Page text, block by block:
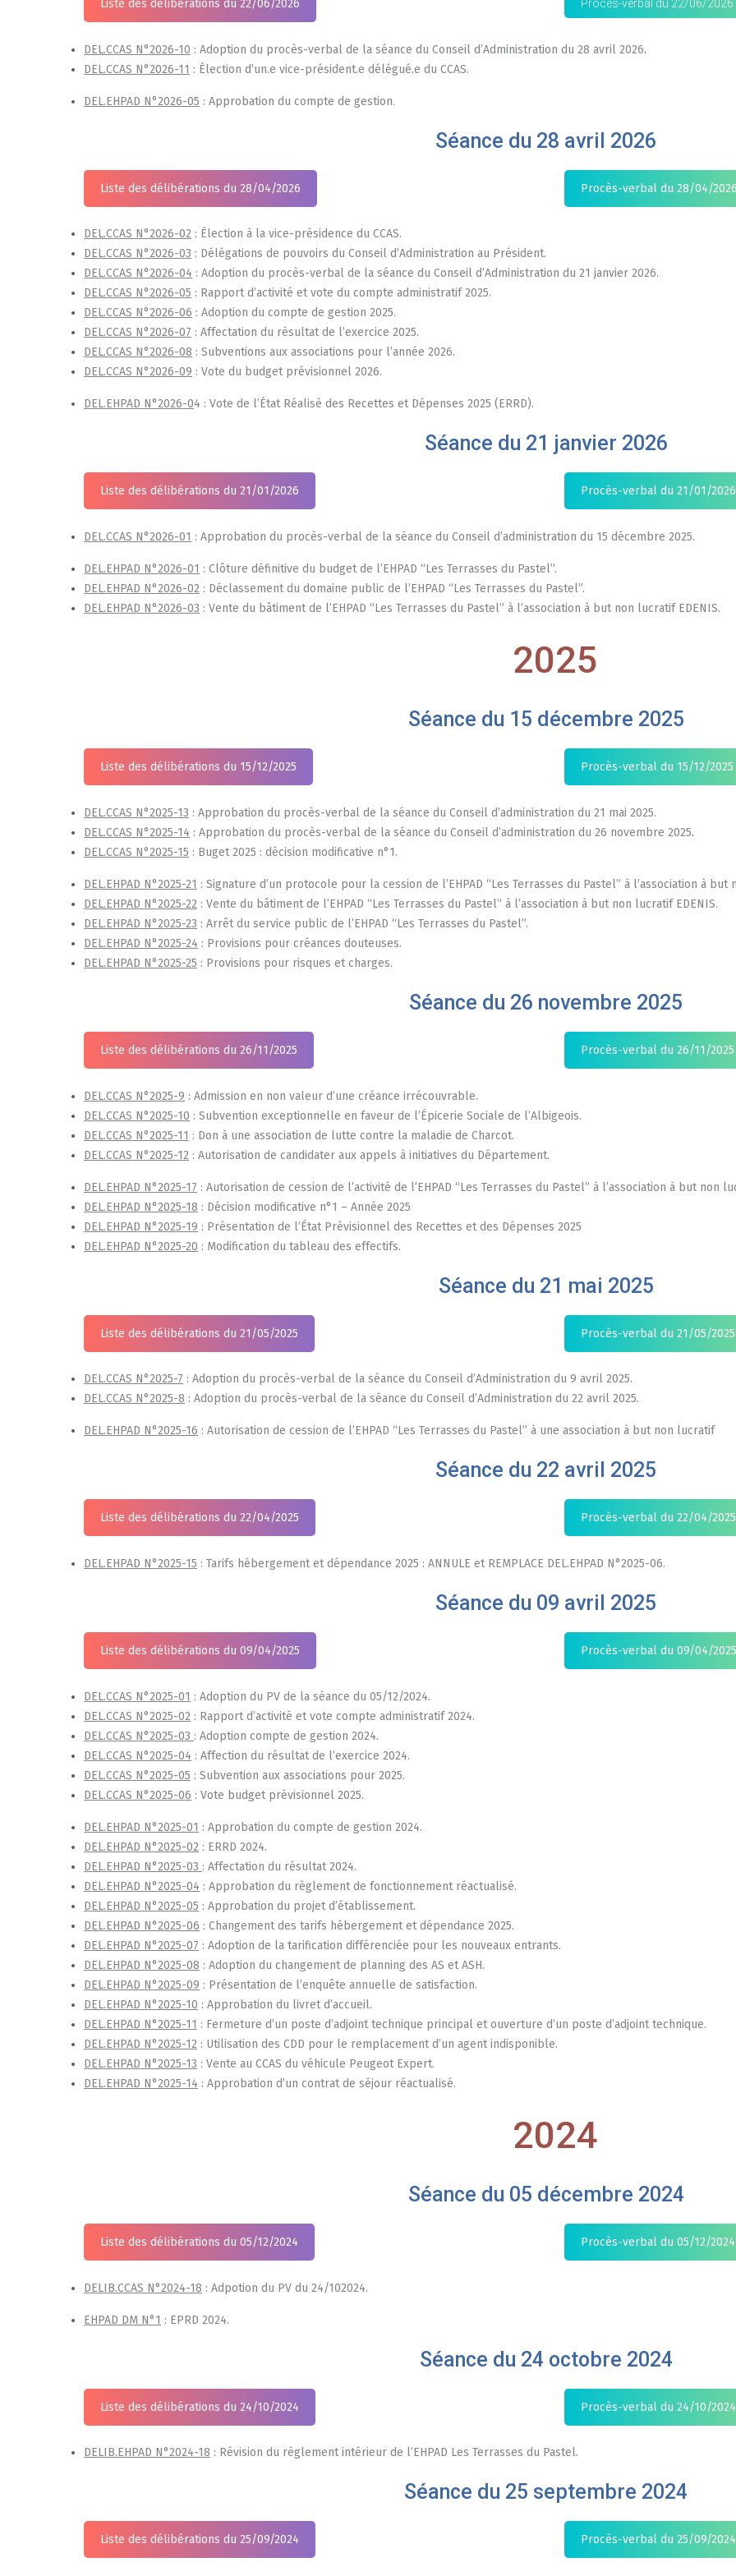
Liste des délibérations du 22/06/2026 Procès-verbal du 22/06/2026
DEL.CCAS N°2026-10 : Adoption du procès-verbal de la séance du Conseil d’Administration du 28 avril 2026.
DEL.CCAS N°2026-11 : Élection d’un.e vice-président.e délégué.e du CCAS.
DEL.EHPAD N°2026-05 : Approbation du compte de gestion.
Séance du 28 avril 2026
Liste des délibérations du 28/04/2026 Procès-verbal du 28/04/
DEL.CCAS N°2026-02 : Élection à la vice-présidence du CCAS.
DEL.CCAS N°2026-03 : Délégations de pouvoirs du Conseil d’Administration au Président.
DEL.CCAS N°2026-04 : Adoption du procès-verbal de la séance du Conseil d’Administration du 21 janvier 2026.
DEL.CCAS N°2026-05 : Rapport d’activité et vote du compte administratif 2025.
DEL.CCAS N°2026-06 : Adoption du compte de gestion 2025.
DEL.CCAS N°2026-07 : Affectation du résultat de l’exercice 2025.
DEL.CCAS N°2026-08 : Subventions aux associations pour l’année 2026.
DEL.CCAS N°2026-09 : Vote du budget prévisionnel 2026.
DEL.EHPAD N°2026-04 : Vote de l’État Réalisé des Recettes et Dépenses 2025 (ERRD).
Séance du 21 janvier 2026
Liste des délibérations du 21/01/2026 Procès-verbal du 21/01/
DEL.CCAS N°2026-01 : Approbation du procès-verbal de la séance du Conseil d’administration du 15 décembre 2025.
DEL.EHPAD N°2026-01 : Clôture définitive du budget de l’EHPAD “Les Terrasses du Pastel”.
DEL.EHPAD N°2026-02 : Déclassement du domaine public de l’EHPAD “Les Terrasses du Pastel”.
DEL.EHPAD N°2026-03 : Vente du bâtiment de l’EHPAD “Les Terrasses du Pastel” à l’association à but non lucratif EDENIS.
2025
Séance du 15 décembre 2025
Liste des délibérations du 15/12/2025 Procès-verbal du 15/12/2025
DEL.CCAS N°2025-13 : Approbation du procès-verbal de la séance du Conseil d’administration du 21 mai 2025.
DEL.CCAS N°2025-14 : Approbation du procès-verbal de la séance du Conseil d’administration du 26 novembre 2025.
DEL.CCAS N°2025-15 : Buget 2025 : décision modificative n°1.
DEL.EHPAD N°2025-21 : Signature d’un protocole pour la cession de l’EHPAD “Les Terrasses du Pastel” à l’association à but
DEL.EHPAD N°2025-22 : Vente du bâtiment de l’EHPAD “Les Terrasses du Pastel” à l’association à but non lucratif EDENIS.
DEL.EHPAD N°2025-23 : Arrêt du service public de l’EHPAD “Les Terrasses du Pastel”.
DEL.EHPAD N°2025-24 : Provisions pour créances douteuses.
DEL.EHPAD N°2025-25 : Provisions pour risques et charges.
Séance du 26 novembre 2025
Liste des délibérations du 26/11/2025 Procès-verbal du 26/11/2025
DEL.CCAS N°2025-9 : Admission en non valeur d’une créance irrécouvrable.
DEL.CCAS N°2025-10 : Subvention exceptionnelle en faveur de l’Épicerie Sociale de l’Albigeois.
DEL.CCAS N°2025-11 : Don à une association de lutte contre la maladie de Charcot.
DEL.CCAS N°2025-12 : Autorisation de candidater aux appels à initiatives du Département.
DEL.EHPAD N°2025-17 : Autorisation de cession de l’activité de l’EHPAD “Les Terrasses du Pastel” à l’association à but non
DEL.EHPAD N°2025-18 : Décision modificative n°1 – Année 2025
DEL.EHPAD N°2025-19 : Présentation de l’État Prévisionnel des Recettes et des Dépenses 2025
DEL.EHPAD N°2025-20 : Modification du tableau des effectifs.
Séance du 21 mai 2025
Liste des délibérations du 21/05/2025 Procès-verbal du 21/05/2025
DEL.CCAS N°2025-7 : Adoption du procès-verbal de la séance du Conseil d’Administration du 9 avril 2025.
DEL.CCAS N°2025-8 : Adoption du procès-verbal de la séance du Conseil d’Administration du 22 avril 2025.
DEL.EHPAD N°2025-16 : Autorisation de cession de l’EHPAD “Les Terrasses du Pastel” à une association à but non lucratif
Séance du 22 avril 2025
Liste des délibérations du 22/04/2025 Procès-verbal du 22/04/2025
DEL.EHPAD N°2025-15 : Tarifs hébergement et dépendance 2025 : ANNULE et REMPLACE DEL.EHPAD N°2025-06.
Séance du 09 avril 2025
Liste des délibérations du 09/04/2025 Procès-verbal du 09/04/2025
DEL.CCAS N°2025-01 : Adoption du PV de la séance du 05/12/2024.
DEL.CCAS N°2025-02 : Rapport d’activité et vote compte administratif 2024.
DEL.CCAS N°2025-03 : Adoption compte de gestion 2024.
DEL.CCAS N°2025-04 : Affection du résultat de l’exercice 2024.
DEL.CCAS N°2025-05 : Subvention aux associations pour 2025.
DEL.CCAS N°2025-06 : Vote budget prévisionnel 2025.
DEL.EHPAD N°2025-01 : Approbation du compte de gestion 2024.
DEL.EHPAD N°2025-02 : ERRD 2024.
DEL.EHPAD N°2025-03 : Affectation du résultat 2024.
DEL.EHPAD N°2025-04 : Approbation du règlement de fonctionnement réactualisé.
DEL.EHPAD N°2025-05 : Approbation du projet d’établissement.
DEL.EHPAD N°2025-06 : Changement des tarifs hébergement et dépendance 2025.
DEL.EHPAD N°2025-07 : Adoption de la tarification différenciée pour les nouveaux entrants.
DEL.EHPAD N°2025-08 : Adoption du changement de planning des AS et ASH.
DEL.EHPAD N°2025-09 : Présentation de l’enquête annuelle de satisfaction.
DEL.EHPAD N°2025-10 : Approbation du livret d’accueil.
DEL.EHPAD N°2025-11 : Fermeture d’un poste d’adjoint technique principal et ouverture d’un poste d’adjoint technique.
DEL.EHPAD N°2025-12 : Utilisation des CDD pour le remplacement d’un agent indisponible.
DEL.EHPAD N°2025-13 : Vente au CCAS du véhicule Peugeot Expert.
DEL.EHPAD N°2025-14 : Approbation d’un contrat de séjour réactualisé.
2024
Séance du 05 décembre 2024
Liste des délibérations du 05/12/2024 Procès-verbal du 05/12/2024
DELIB.CCAS N°2024-18 : Adpotion du PV du 24/102024.
EHPAD DM N°1 : EPRD 2024.
Séance du 24 octobre 2024
Liste des délibérations du 24/10/2024 Procès-verbal du 24/10/2024
DELIB.EHPAD N°2024-18 : Révision du règlement intérieur de l’EHPAD Les Terrasses du Pastel.
Séance du 25 septembre 2024
Liste des délibérations du 25/09/2024 Procès-verbal du 25/09/2024